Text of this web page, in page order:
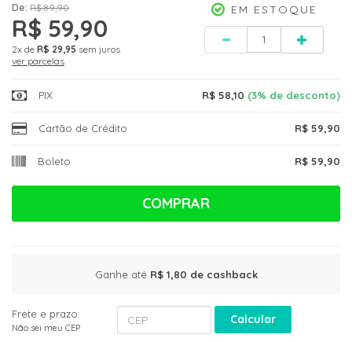
De: R$ 89,90
R$ 59,90
2x de R$ 29,95 sem juros
ver parcelas
EM ESTOQUE
PIX R$ 58,10 (3% de desconto)
Cartão de Crédito R$ 59,90
Boleto R$ 59,90
COMPRAR
Ganhe até R$ 1,80 de cashback
Frete e prazo:
Não sei meu CEP
Calcular